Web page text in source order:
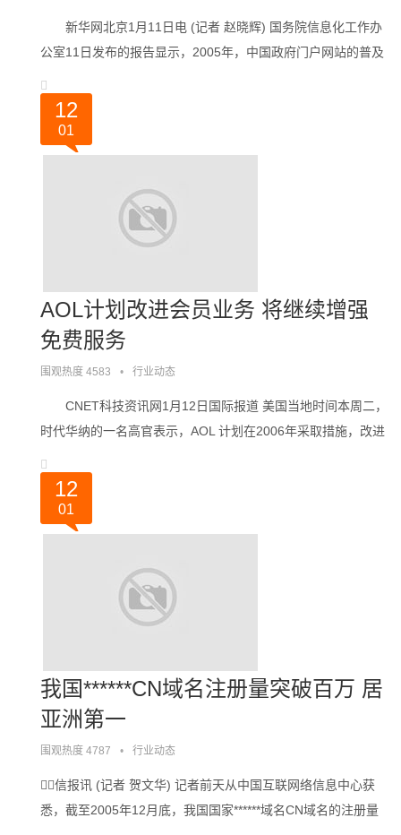
新华网北京1月11日电 (记者 赵晓辉) 国务院信息化工作办
公室11日发布的报告显示，2005年，中国政府门户网站的普及
实施的评估报告显示，中。。。
12
01
AOL计划改进会员业务 将继续增强
免费服务
围观热度 4583 • 行业动态
CNET科技资讯网1月12日国际报道 美国当地时间本周二，
时代华纳的一名高官表示，AOL 计划在2006年采取措施，改进
看着其曾经繁荣的。。。
12
01
我国******CN域名注册量突破百万 居
亚洲第一
围观热度 4787 • 行业动态
信报讯 (记者 贺文华) 记者前天从中国互联网络信息中心获
悉，截至2005年12月底，我国国家******域名CN域名的注册量